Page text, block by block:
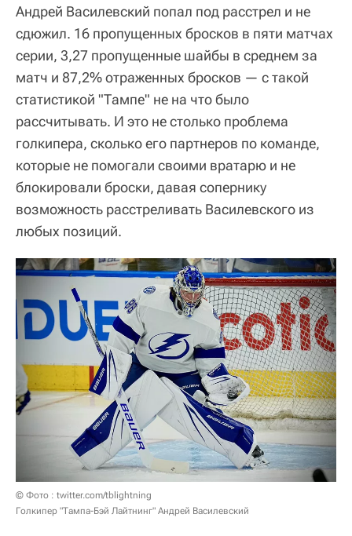
Андрей Василевский попал под расстрел и не
сдюжил. 16 пропущенных бросков в пяти матчах
серии, 3,27 пропущенные шайбы в среднем за
матч и 87,2% отраженных бросков — с такой
статистикой "Тампе" не на что было
рассчитывать. И это не столько проблема
голкипера, сколько его партнеров по команде,
которые не помогали своими вратарю и не
блокировали броски, давая сопернику
возможность расстреливать Василевского из
любых позиций.
© Фото : twitter.com/tblightning
Голкипер "Тампа-Бэй Лайтнинг" Андрей Василевский